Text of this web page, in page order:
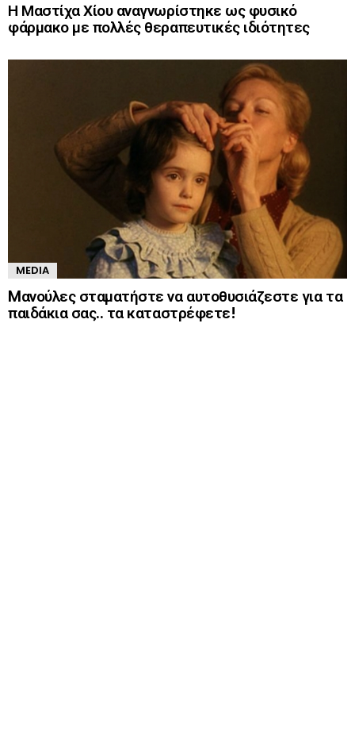
Η Μαστίχα Χίου αναγνωρίστηκε ως φυσικό
φάρμακο με πολλές θεραπευτικές ιδιότητες
MEDIA
Mανούλες σταματήστε να αυτοθυσιάζεστε για τα
παιδάκια σας.. τα καταστρέφετε!